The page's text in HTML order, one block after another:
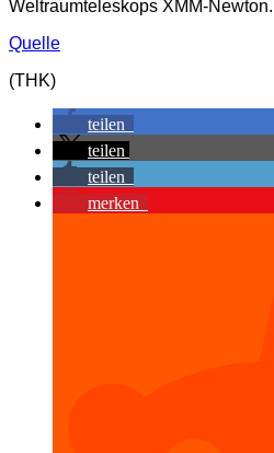
Weltraumteleskops XMM-Newton.
Quelle
(THK)
teilen
teilen
teilen
merken